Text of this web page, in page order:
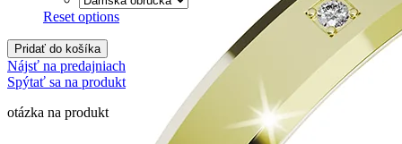
Reset options
Pridať do košíka
Nájsť na predajniach
Spýtať sa na produkt
otázka na produkt